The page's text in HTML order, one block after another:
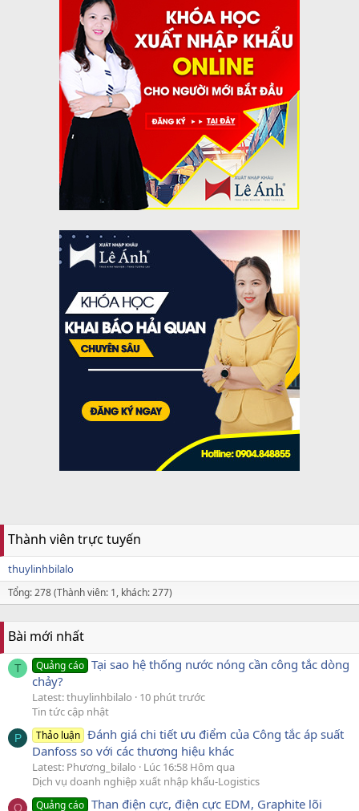
Thành viên trực tuyến
thuylinhbilalo
Tổng: 278 (Thành viên: 1, khách: 277)
Bài mới nhất
T Quảng cáo Tại sao hệ thống nước nóng cần công tắc dòng
chảy?
Latest: thuylinhbilalo
10 phút trước
Tin tức cập nhật
P Thảo luận Đánh giá chi tiết ưu điểm của Công tắc áp suất
Danfoss so với các thương hiệu khác
Latest: Phương_bilalo
Lúc 16:58 Hôm qua
Dịch vụ doanh nghiệp xuất nhập khẩu-Logistics
Q Quảng cáo Than điện cực, điện cực EDM, Graphite lõi